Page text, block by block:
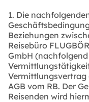
1. Die
Beziehungen
Reisebüro
GmbH
AGB vom RB. Der
Reisenden wird